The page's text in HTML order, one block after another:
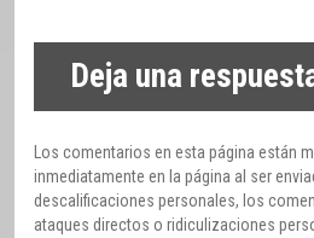
Deja una
Los comentarios en esta página están
inmediatamente en la página al ser
descalificaciones personales, los
ataques directos o ridiculizaciones